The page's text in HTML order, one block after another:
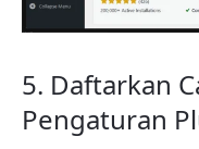
5. Daftarkan
Pengaturan